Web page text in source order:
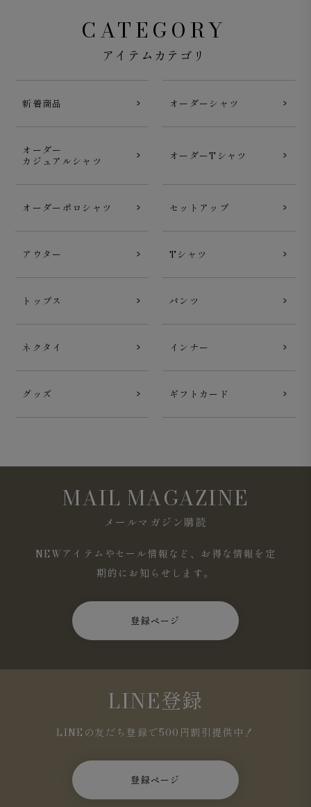
CATEGORY
アイテムカテゴリ
新着商品 オーダーシャツ
オーダー
カジュアルシャツ
オーダーTシャツ
オーダーポロシャツ セットアップ
アウター Tシャツ
トップス パンツ
ネクタイ インナー
グッズ ギフトカード
MAIL MAGAZINE
メールマガジン購読
NEWアイテムやセール情報など、お得な情報を定
期的にお知らせします。
登録ページ
LINE登録
LINEの友だち登録で500円割引提供中！
登録ページ